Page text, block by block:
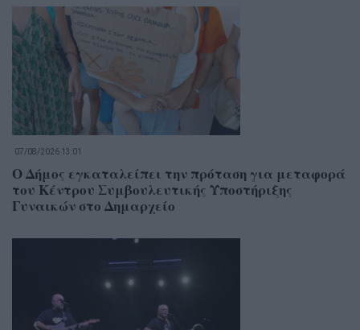
07/08/2026 13:01
Ο Δήμος εγκαταλείπει την πρόταση για μεταφορά
του Κέντρου Συμβουλευτικής Υποστήριξης
Γυναικών στο Δημαρχείο